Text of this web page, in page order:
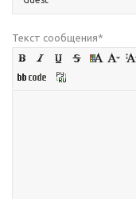
Текст сообщения*